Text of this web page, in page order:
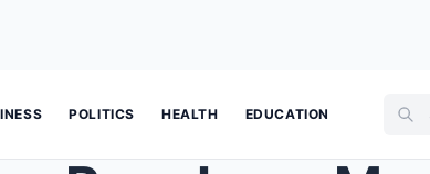
POLITICS HEALTH EDUCATION